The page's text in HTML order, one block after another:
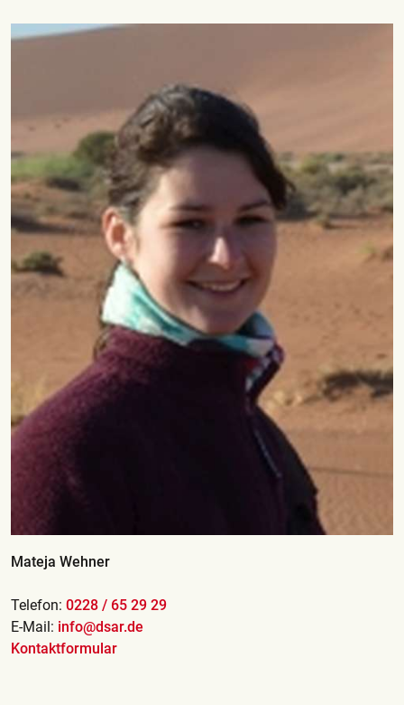
Mateja Wehner
Telefon: 0228 / 65 29 29
E-Mail: info@dsar.de
Kontaktformular